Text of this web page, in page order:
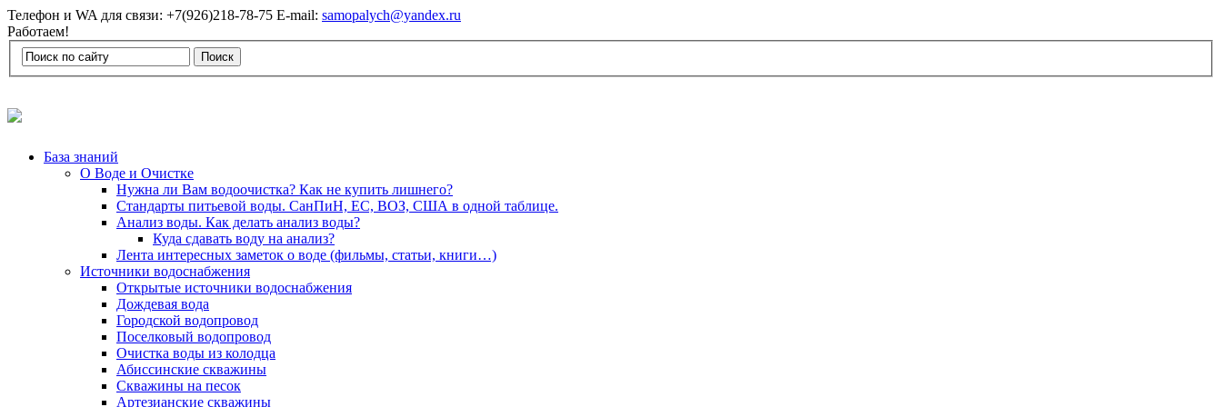
Телефон и WA для связи: +7(926)218-78-75 E-mail: samopalych@yandex.ru
Работаем!
База знаний
О Воде и Очистке
Нужна ли Вам водоочистка? Как не купить лишнего?
Стандарты питьевой воды. СанПиН, ЕС, ВОЗ, США в одной таблице.
Анализ воды. Как делать анализ воды?
Куда сдавать воду на анализ?
Лента интересных заметок о воде (фильмы, статьи, книги…)
Источники водоснабжения
Открытые источники водоснабжения
Дождевая вода
Городской водопровод
Поселковый водопровод
Очистка воды из колодца
Абиссинские скважины
Скважины на песок
Артезианские скважины